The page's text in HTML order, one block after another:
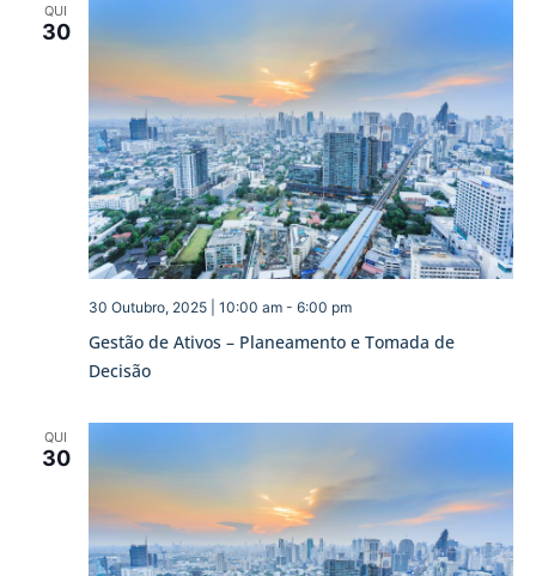
QUI
30
Gestão de Ativos – Planeamento e Tomada de
Decisão
30 Outubro, 2025 | 10:00 am- 6:00 pm
QUI
30